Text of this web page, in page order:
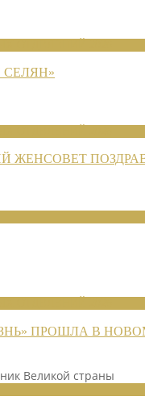
ПРОШЛА В
Великой страны